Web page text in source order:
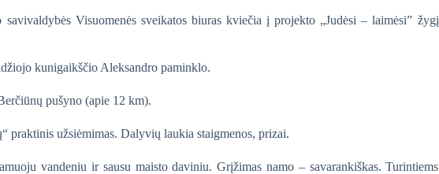
savivaldybės Visuomenės sveikatos biuras kviečia į projekto „Judėsi – laimėsi” žygį
kunigaikščio Aleksandro paminklo.
pušyno (apie 12 km).
praktinis užsiėmimas. Dalyvių laukia staigmenos, prizai.
vandeniu ir sausu maisto daviniu. Grįžimas namo – savarankiškas. Turintiems